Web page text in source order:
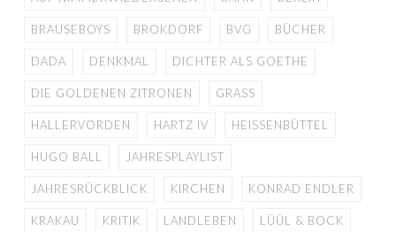
BRAUSEBOYS BROKDORF BVG BÜCHER
DADA DENKMAL DICHTER ALS GOETHE
DIE GOLDENEN ZITRONEN GRASS
HALLERVORDEN HARTZ IV HEISSENBÜTTEL
HUGO BALL JAHRESPLAYLIST
JAHRESRÜCKBLICK KIRCHEN KONRAD ENDLER
KRAKAU KRITIK LANDLEBEN LÜÜL & BOCK